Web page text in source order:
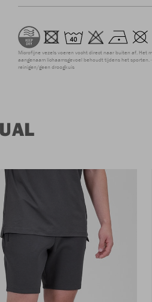
Microfijne vezels voeren vocht direct naar buiten af. Het
aangenaam lichaamsgevoel behoudt tijdens het sporten.
reinigen/geen droogkuis